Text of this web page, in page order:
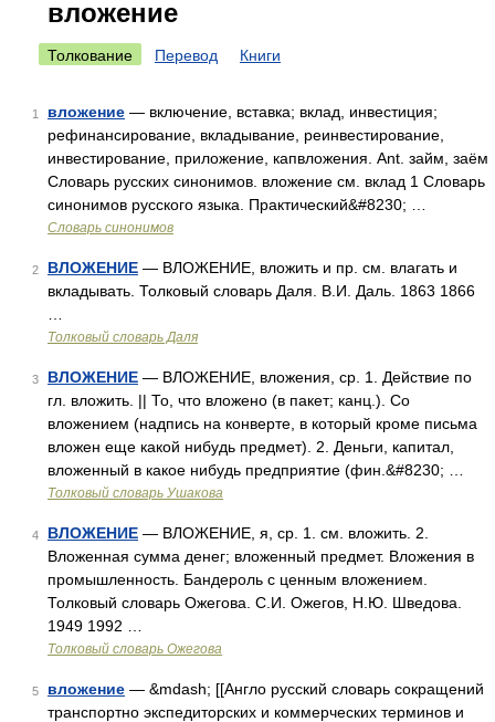
вложение
Толкование Перевод Книги
1 вложение — включение, вставка; вклад, инвестиция;
рефинансирование, вкладывание, реинвестирование,
инвестирование, приложение, капвложения. Ant. займ, заём
Словарь русских синонимов. вложение см. вклад 1 Словарь
синонимов русского языка. Практический&#8230; …
Словарь синонимов
2 ВЛОЖЕНИЕ — ВЛОЖЕНИЕ, вложить и пр. см. влагать и
вкладывать. Толковый словарь Даля. В.И. Даль. 1863 1866
Толковый словарь Даля
3 ВЛОЖЕНИЕ — ВЛОЖЕНИЕ, вложения, ср. 1. Действие по
гл. вложить. || То, что вложено (в пакет; канц.). Со
вложением (надпись на конверте, в который кроме письма
вложен еще какой нибудь предмет). 2. Деньги, капитал,
вложенный в какое нибудь предприятие (фин.&#8230; …
Толковый словарь Ушакова
4 ВЛОЖЕНИЕ — ВЛОЖЕНИЕ, я, ср. 1. см. вложить. 2.
Вложенная сумма денег; вложенный предмет. Вложения в
промышленность. Бандероль с ценным вложением.
Толковый словарь Ожегова. С.И. Ожегов, Н.Ю. Шведова.
1949 1992 …
Толковый словарь Ожегова
5 вложение — &mdash; [[Англо русский словарь сокращений
транспортно экспедиторских и коммерческих терминов и